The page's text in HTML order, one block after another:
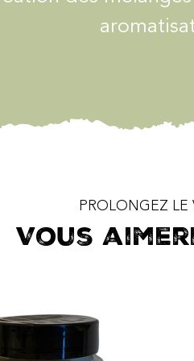
PROLONGEZ LE
Vous